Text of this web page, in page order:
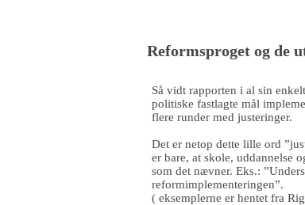
Reformsproget og de
Så vidt rapporten i al sin
politiske fastlagte mål
flere runder med justeringer.
Det er netop dette lille ord
er bare, at skole, uddannelse
som det nævner. Eks.:
reformimplementeringen”.
( eksemplerne er hentet fra